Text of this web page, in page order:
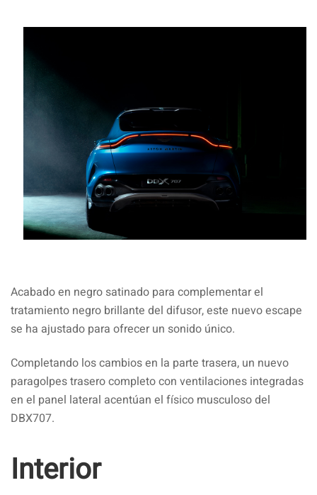
Acabado en negro satinado para complementar el
tratamiento negro brillante del difusor, este nuevo escape
se ha ajustado para ofrecer un sonido único.
Completando los cambios en la parte trasera, un nuevo
paragolpes trasero completo con ventilaciones integradas
en el panel lateral acentúan el físico musculoso del
DBX707.
Interior